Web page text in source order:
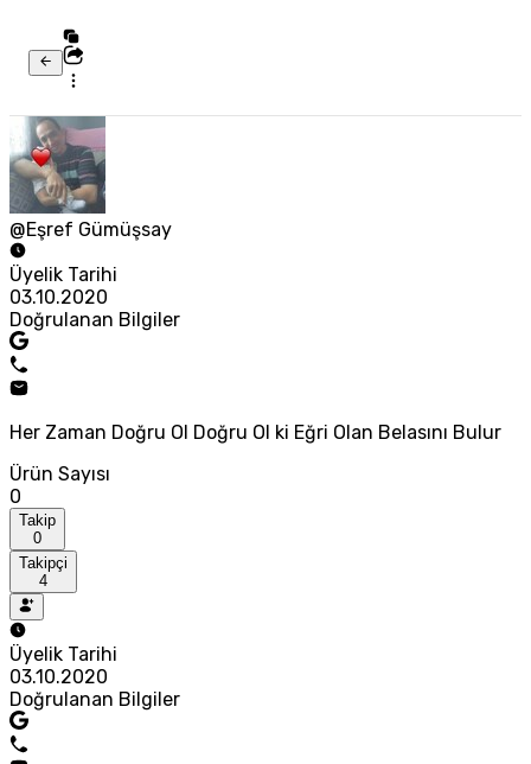
@Eşref Gümüşsay
Üyelik Tarihi
03.10.2020
Doğrulanan Bilgiler
Her Zaman Doğru Ol Doğru Ol ki Eğri Olan Belasını Bulur
Ürün Sayısı
0
Takip
0
Takipçi
4
Üyelik Tarihi
03.10.2020
Doğrulanan Bilgiler